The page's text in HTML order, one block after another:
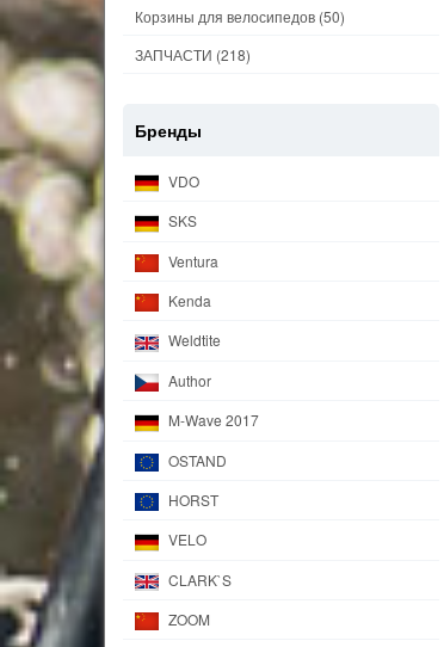
Корзины для велосипедов (50)
ЗАПЧАСТИ (218)
Бренды
VDO
SKS
Ventura
Kenda
Weldtite
Author
M-Wave 2017
OSTAND
HORST
VELO
CLARK`S
ZOOM